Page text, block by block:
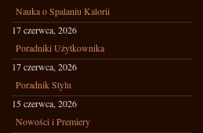
Nauka o Spalaniu Kalorii
17 czerwca, 2026
Poradniki Użytkownika
17 czerwca, 2026
Poradnik Stylu
15 czerwca, 2026
Nowości i Premiery